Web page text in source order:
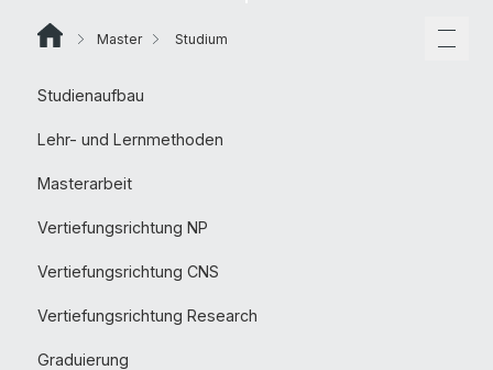
Master Studium
Studienaufbau
Lehr- und Lernmethoden
Masterarbeit
Vertiefungsrichtung NP
Vertiefungsrichtung CNS
Vertiefungsrichtung Research
Graduierung